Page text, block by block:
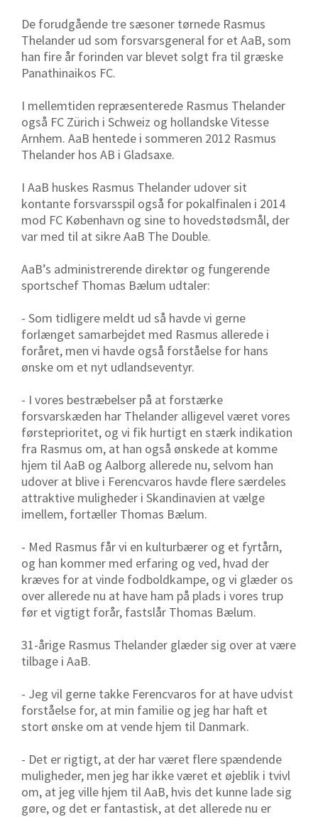
De forudgående tre sæsoner tørnede Rasmus
Thelander ud som forsvarsgeneral for et AaB, som
han fire år forinden var blevet solgt fra til græske
Panathinaikos FC.
I mellemtiden repræsenterede Rasmus Thelander
også FC Zürich i Schweiz og hollandske Vitesse
Arnhem. AaB hentede i sommeren 2012 Rasmus
Thelander hos AB i Gladsaxe.
I AaB huskes Rasmus Thelander udover sit
kontante forsvarsspil også for pokalfinalen i 2014
mod FC København og sine to hovedstødsmål, der
var med til at sikre AaB The Double.
AaB’s administrerende direktør og fungerende
sportschef Thomas Bælum udtaler:
- Som tidligere meldt ud så havde vi gerne
forlænget samarbejdet med Rasmus allerede i
foråret, men vi havde også forståelse for hans
ønske om et nyt udlandseventyr.
- I vores bestræbelser på at forstærke
forsvarskæden har Thelander alligevel været vores
førsteprioritet, og vi fik hurtigt en stærk indikation
fra Rasmus om, at han også ønskede at komme
hjem til AaB og Aalborg allerede nu, selvom han
udover at blive i Ferencvaros havde flere særdeles
attraktive muligheder i Skandinavien at vælge
imellem, fortæller Thomas Bælum.
- Med Rasmus får vi en kulturbærer og et fyrtårn,
og han kommer med erfaring og ved, hvad der
kræves for at vinde fodboldkampe, og vi glæder os
over allerede nu at have ham på plads i vores trup
før et vigtigt forår, fastslår Thomas Bælum.
31-årige Rasmus Thelander glæder sig over at være
tilbage i AaB.
- Jeg vil gerne takke Ferencvaros for at have udvist
forståelse for, at min familie og jeg har haft et
stort ønske om at vende hjem til Danmark.
- Det er rigtigt, at der har været flere spændende
muligheder, men jeg har ikke været et øjeblik i tvivl
om, at jeg ville hjem til AaB, hvis det kunne lade sig
gøre, og det er fantastisk, at det allerede nu er